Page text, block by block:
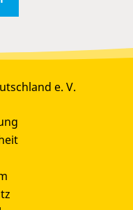
e. V.